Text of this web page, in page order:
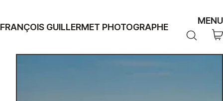
FRANÇOIS GUILLERMET PHOTOGRAPHE
MENU